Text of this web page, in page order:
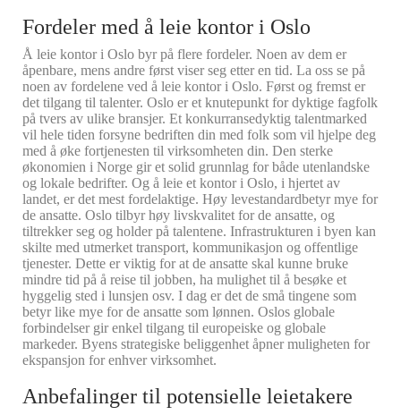
Fordeler med å leie kontor i Oslo
Å leie kontor i Oslo byr på flere fordeler. Noen av dem er
åpenbare, mens andre først viser seg etter en tid. La oss se på
noen av fordelene ved å leie kontor i Oslo. Først og fremst er
det tilgang til talenter. Oslo er et knutepunkt for dyktige fagfolk
på tvers av ulike bransjer. Et konkurransedyktig talentmarked
vil hele tiden forsyne bedriften din med folk som vil hjelpe deg
med å øke fortjenesten til virksomheten din. Den sterke
økonomien i Norge gir et solid grunnlag for både utenlandske
og lokale bedrifter. Og å leie et kontor i Oslo, i hjertet av
landet, er det mest fordelaktige. Høy levestandardbetyr mye for
de ansatte. Oslo tilbyr høy livskvalitet for de ansatte, og
tiltrekker seg og holder på talentene. Infrastrukturen i byen kan
skilte med utmerket transport, kommunikasjon og offentlige
tjenester. Dette er viktig for at de ansatte skal kunne bruke
mindre tid på å reise til jobben, ha mulighet til å besøke et
hyggelig sted i lunsjen osv. I dag er det de små tingene som
betyr like mye for de ansatte som lønnen. Oslos globale
forbindelser gir enkel tilgang til europeiske og globale
markeder. Byens strategiske beliggenhet åpner muligheten for
ekspansjon for enhver virksomhet.
Anbefalinger til potensielle leietakere